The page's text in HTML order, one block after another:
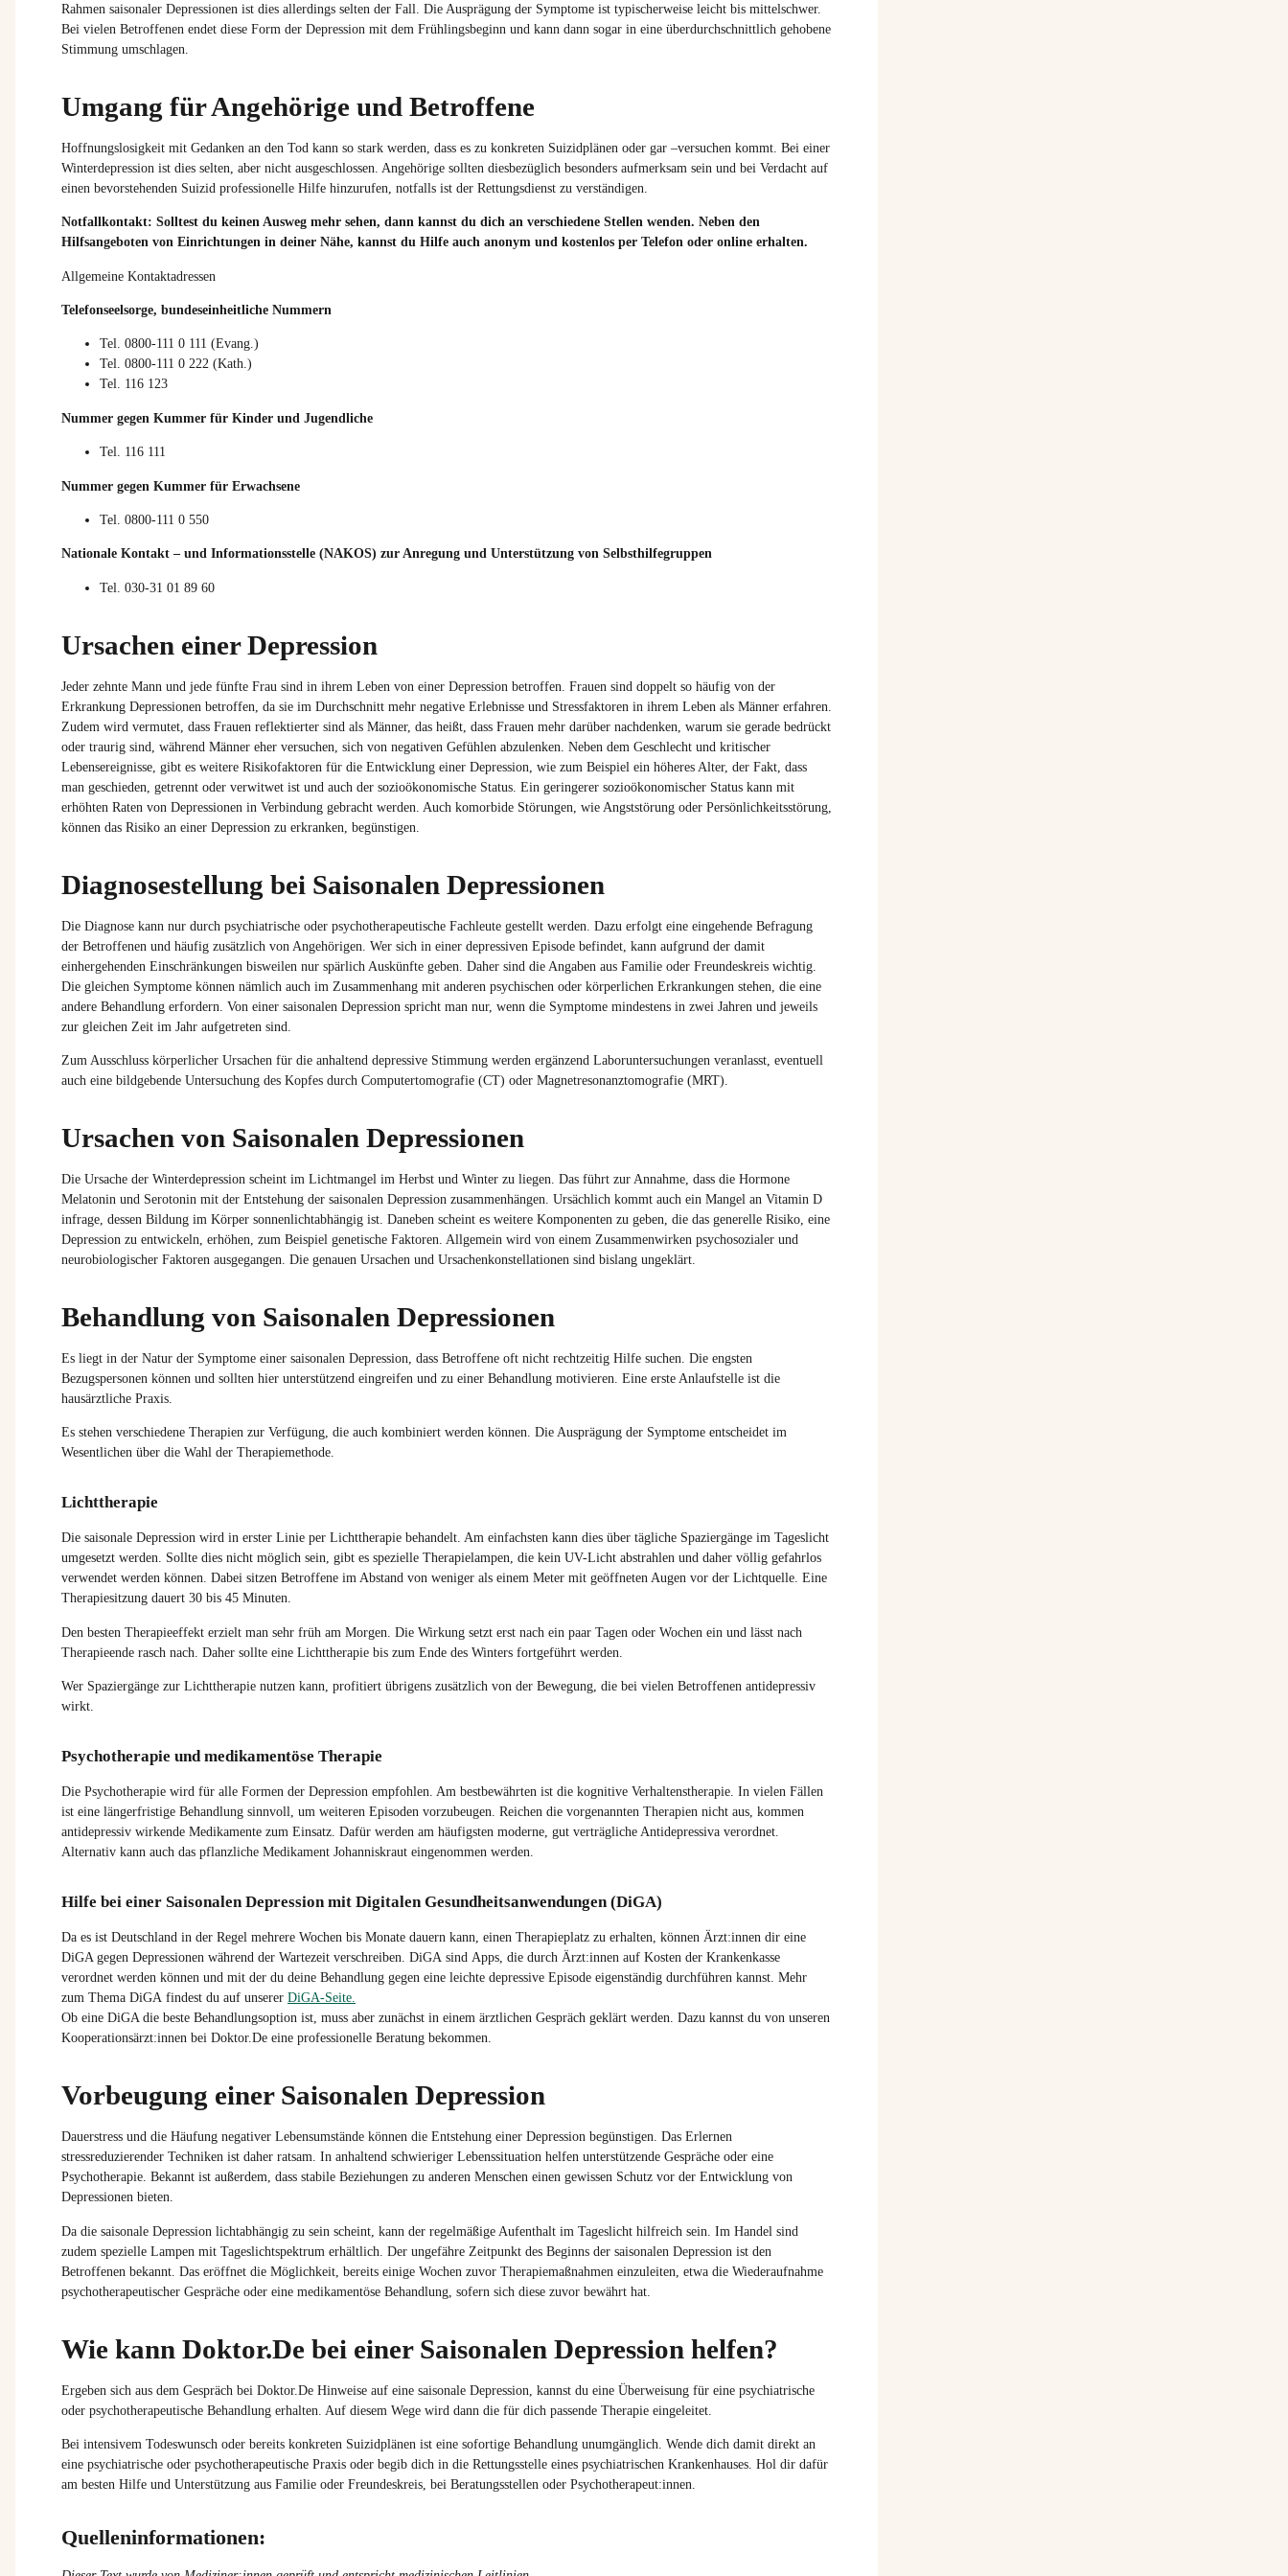
Rahmen saisonaler Depressionen ist dies allerdings selten der Fall. Die Ausprägung der Symptome ist typischerweise leicht bis mittelschwer.
Bei vielen Betroffenen endet diese Form der Depression mit dem Frühlingsbeginn und kann dann sogar in eine überdurchschnittlich gehobene
Stimmung umschlagen.
Umgang für Angehörige und Betroffene
Hoffnungslosigkeit mit Gedanken an den Tod kann so stark werden dass es zu konkreten Suizidplänen oder gar –versuchen kommt . Bei einer
Winterdepression ist dies selten aber nicht ausgeschlossen Angehörige sollten diesbezüglich besonders aufmerksam sein und bei Verdacht auf
einen bevorstehenden Suizid professionelle Hilfe hinzurufen notfalls ist der Rettungsdienst zu verständigen
Notfallkontakt: Solltest du keinen Ausweg mehr sehen, dann kannst du dich an verschiedene Stellen wenden. Neben den
Hilfsangeboten von Einrichtungen in deiner Nähe, kannst du Hilfe auch anonym und kostenlos per Telefon oder online erhalten.
Allgemeine Kontaktadressen
Telefonseelsorge, bundeseinheitliche Nummern
Tel. 0800-111 0 111 (Evang.)
Tel. 0800-111 0 222 (Kath.)
Tel. 116 123
Nummer gegen Kummer für Kinder und Jugendliche
Tel. 116 111
Nummer gegen Kummer für Erwachsene
Tel. 0800-111 0 550
Nationale Kontakt – und Informationsstelle (NAKOS) zur Anregung und Unterstützung von Selbsthilfegruppen
Tel. 030-31 01 89 60
Ursachen einer Depression
Jeder zehnte Mann und jede fünfte Frau sind in ihrem Leben von einer Depression betroffen. Frauen sind doppelt so häufig von der
Erkrankung Depressionen betroffen, da sie im Durchschnitt mehr negative Erlebnisse und Stressfaktoren in ihrem Leben als Männer erfahren.
Zudem wird vermutet, dass Frauen reflektierter sind als Männer, das heißt, dass Frauen mehr darüber nachdenken, warum sie gerade bedrückt
oder traurig sind, während Männer eher versuchen, sich von negativen Gefühlen abzulenken. Neben dem Geschlecht und kritischer
Lebensereignisse, gibt es weitere Risikofaktoren für die Entwicklung einer Depression, wie zum Beispiel ein höheres Alter, der Fakt, dass
man geschieden, getrennt oder verwitwet ist und auch der sozioökonomische Status. Ein geringerer sozioökonomischer Status kann mit
erhöhten Raten von Depressionen in Verbindung gebracht werden. Auch komorbide Störungen, wie Angststörung oder Persönlichkeitsstörung,
können das Risiko an einer Depression zu erkranken, begünstigen.
Diagnosestellung bei Saisonalen Depressionen
Die Diagnose kann nur durch psychiatrische oder psychotherapeutische Fachleute gestellt werden. Dazu erfolgt eine eingehende Befragung
der Betroffenen und häufig zusätzlich von Angehörigen. Wer sich in einer depressiven Episode befindet, kann aufgrund der damit
einhergehenden Einschränkungen bisweilen nur spärlich Auskünfte geben. Daher sind die Angaben aus Familie oder Freundeskreis wichtig.
Die gleichen Symptome können nämlich auch im Zusammenhang mit anderen psychischen oder körperlichen Erkrankungen stehen, die eine
andere Behandlung erfordern. Von einer saisonalen Depression spricht man nur, wenn die Symptome mindestens in zwei Jahren und jeweils
zur gleichen Zeit im Jahr aufgetreten sind.
Zum Ausschluss körperlicher Ursachen für die anhaltend depressive Stimmung werden ergänzend Laboruntersuchungen veranlasst, eventuell
auch eine bildgebende Untersuchung des Kopfes durch Computertomografie (CT) oder Magnetresonanztomografie (MRT).
Ursachen von Saisonalen Depressionen
Die Ursache der Winterdepression scheint im Lichtmangel im Herbst und Winter zu liegen. Das führt zur Annahme, dass die Hormone
Melatonin und Serotonin mit der Entstehung der saisonalen Depression zusammenhängen. Ursächlich kommt auch ein Mangel an Vitamin D
infrage, dessen Bildung im Körper sonnenlichtabhängig ist. Daneben scheint es weitere Komponenten zu geben, die das generelle Risiko, eine
Depression zu entwickeln, erhöhen, zum Beispiel genetische Faktoren. Allgemein wird von einem Zusammenwirken psychosozialer und
neurobiologischer Faktoren ausgegangen. Die genauen Ursachen und Ursachenkonstellationen sind bislang ungeklärt.
Behandlung von Saisonalen Depressionen
Es liegt in der Natur der Symptome einer saisonalen Depression, dass Betroffene oft nicht rechtzeitig Hilfe suchen. Die engsten
Bezugspersonen können und sollten hier unterstützend eingreifen und zu einer Behandlung motivieren. Eine erste Anlaufstelle ist die
hausärztliche Praxis.
Es stehen verschiedene Therapien zur Verfügung, die auch kombiniert werden können. Die Ausprägung der Symptome entscheidet im
Wesentlichen über die Wahl der Therapiemethode.
Lichttherapie
Die saisonale Depression wird in erster Linie per Lichttherapie behandelt. Am einfachsten kann dies über tägliche Spaziergänge im Tageslicht
umgesetzt werden. Sollte dies nicht möglich sein, gibt es spezielle Therapielampen, die kein UV-Licht abstrahlen und daher völlig gefahrlos
verwendet werden können. Dabei sitzen Betroffene im Abstand von weniger als einem Meter mit geöffneten Augen vor der Lichtquelle. Eine
Therapiesitzung dauert 30 bis 45 Minuten.
Den besten Therapieeffekt erzielt man sehr früh am Morgen. Die Wirkung setzt erst nach ein paar Tagen oder Wochen ein und lässt nach
Therapieende rasch nach. Daher sollte eine Lichttherapie bis zum Ende des Winters fortgeführt werden.
Wer Spaziergänge zur Lichttherapie nutzen kann, profitiert übrigens zusätzlich von der Bewegung, die bei vielen Betroffenen antidepressiv
wirkt.
Psychotherapie und medikamentöse Therapie
Die Psychotherapie wird für alle Formen der Depression empfohlen. Am bestbewährten ist die kognitive Verhaltenstherapie. In vielen Fällen
ist eine längerfristige Behandlung sinnvoll, um weiteren Episoden vorzubeugen. Reichen die vorgenannten Therapien nicht aus, kommen
antidepressiv wirkende Medikamente zum Einsatz. Dafür werden am häufigsten moderne, gut verträgliche Antidepressiva verordnet.
Alternativ kann auch das pflanzliche Medikament Johanniskraut eingenommen werden.
Hilfe bei einer Saisonalen Depression mit Digitalen Gesundheitsanwendungen (DiGA)
Da es ist Deutschland in der Regel mehrere Wochen bis Monate dauern kann, einen Therapieplatz zu erhalten, können Ärzt:innen dir eine
DiGA gegen Depressionen während der Wartezeit verschreiben. DiGA sind Apps, die durch Ärzt:innen auf Kosten der Krankenkasse
verordnet werden können und mit der du deine Behandlung gegen eine leichte depressive Episode eigenständig durchführen kannst. Mehr
zum Thema DiGA findest du auf unserer DiGA-Seite.
Ob eine DiGA die beste Behandlungsoption ist, muss aber zunächst in einem ärztlichen Gespräch geklärt werden. Dazu kannst du von unseren
Kooperationsärzt:innen bei Doktor.De eine professionelle Beratung bekommen.
Vorbeugung einer Saisonalen Depression
Dauerstress und die Häufung negativer Lebensumstände können die Entstehung einer Depression begünstigen. Das Erlernen
stressreduzierender Techniken ist daher ratsam. In anhaltend schwieriger Lebenssituation helfen unterstützende Gespräche oder eine
Psychotherapie. Bekannt ist außerdem, dass stabile Beziehungen zu anderen Menschen einen gewissen Schutz vor der Entwicklung von
Depressionen bieten.
Da die saisonale Depression lichtabhängig zu sein scheint, kann der regelmäßige Aufenthalt im Tageslicht hilfreich sein. Im Handel sind
zudem spezielle Lampen mit Tageslichtspektrum erhältlich. Der ungefähre Zeitpunkt des Beginns der saisonalen Depression ist den
Betroffenen bekannt. Das eröffnet die Möglichkeit, bereits einige Wochen zuvor Therapiemaßnahmen einzuleiten, etwa die Wiederaufnahme
psychotherapeutischer Gespräche oder eine medikamentöse Behandlung, sofern sich diese zuvor bewährt hat.
Wie kann Doktor.De bei einer Saisonalen Depression helfen?
Ergeben sich aus dem Gespräch bei Doktor.De Hinweise auf eine saisonale Depression, kannst du eine Überweisung für eine psychiatrische
oder psychotherapeutische Behandlung erhalten. Auf diesem Wege wird dann die für dich passende Therapie eingeleitet.
Bei intensivem Todeswunsch oder bereits konkreten Suizidplänen ist eine sofortige Behandlung unumgänglich. Wende dich damit direkt an
eine psychiatrische oder psychotherapeutische Praxis oder begib dich in die Rettungsstelle eines psychiatrischen Krankenhauses. Hol dir dafür
am besten Hilfe und Unterstützung aus Familie oder Freundeskreis, bei Beratungsstellen oder Psychotherapeut:innen.
Quelleninformationen: